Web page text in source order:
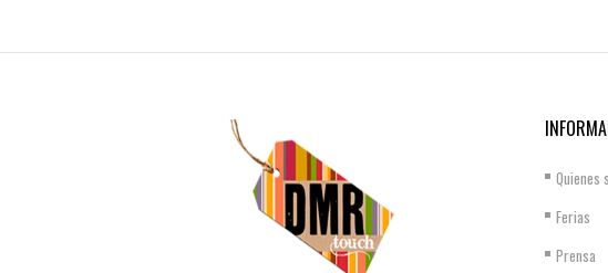
Quienes
Ferias
Prensa